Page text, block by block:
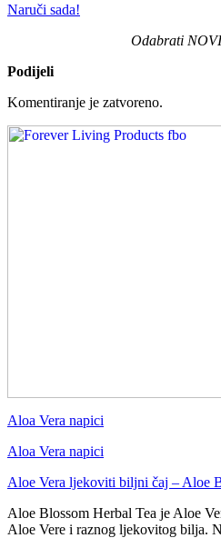
Naruči sada!
Odabrati
Podijeli
Komentiranje je zatvoreno.
Aloa Vera napici
Aloa Vera napici
Aloe Vera ljekoviti biljni čaj – Aloe
Aloe Blossom Herbal Tea je Aloe
Aloe Vere i raznog ljekovitog bilja.